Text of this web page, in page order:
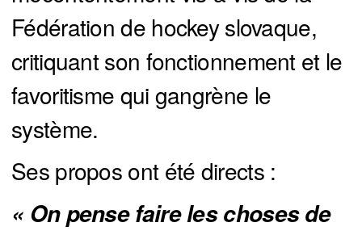
Fédération de hockey slovaque,
critiquant son fonctionnement et le
favoritisme qui gangrène le
système.
Ses propos ont été directs :
« On pense faire les choses de